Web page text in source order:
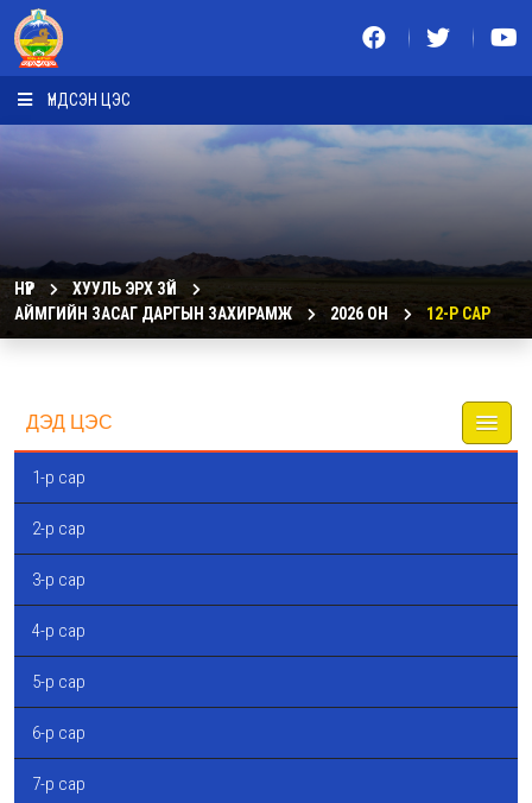
ҮНДСЭН ЦЭС
НҮҮР
ХУУЛЬ ЭРХ ЗҮЙ
АЙМГИЙН ЗАСАГ ДАРГЫН ЗАХИРАМЖ
2026 ОН 12-Р САР
ДЭД ЦЭС
1-р сар
2-р сар
3-р сар
4-р сар
5-р сар
6-р сар
7-р сар